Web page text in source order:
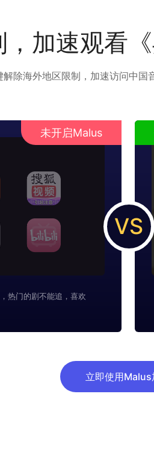
加速观看
除海外地区限制，加速访问中
未开启Malus
热门的剧不能追，喜欢
VS
立即使用Malus